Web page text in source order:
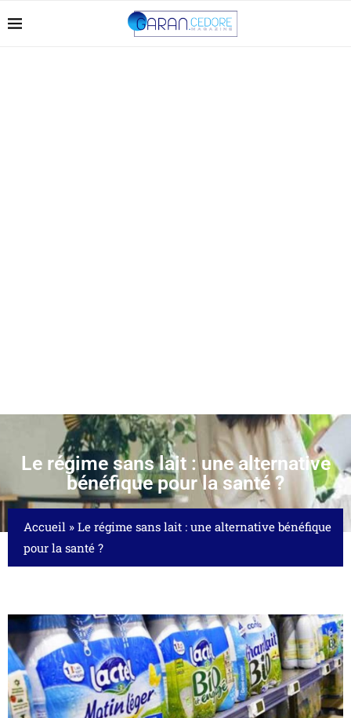
Le régime sans lait : une alternative
bénéfique pour la santé ?
Accueil » Le régime sans lait : une alternative bénéfique
pour la santé ?